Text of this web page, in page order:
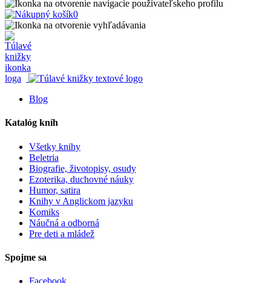
0
Blog
Katalóg kníh
Všetky knihy
Beletria
Biografie, životopisy, osudy
Ezoterika, duchovné náuky
Humor, satira
Knihy v Anglickom jazyku
Komiks
Náučná a odborná
Pre deti a mládež
Spojme sa
Facebook